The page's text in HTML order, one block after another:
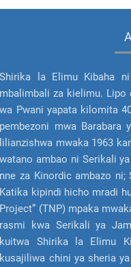
Shirika la Elimu Kibaha
mbalimbali za kielimu. Lipo
wa Pwani yapata kilomita
pembezoni mwa Barabara
lilianzishwa mwaka 1963
watano ambao ni Serikali
nne za Kinordic ambazo ni;
Katika kipindi hicho mradi
Project” (TNP) mpaka
rasmi kwa Serikali ya
kuitwa Shirika la Elimu
kusajiliwa chini ya sheria